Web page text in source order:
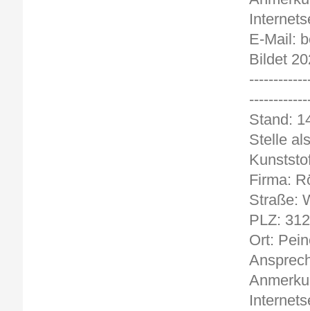
E-Mail:
Bildet
Stelle
Firma:
Straße:
PLZ:
Ort: